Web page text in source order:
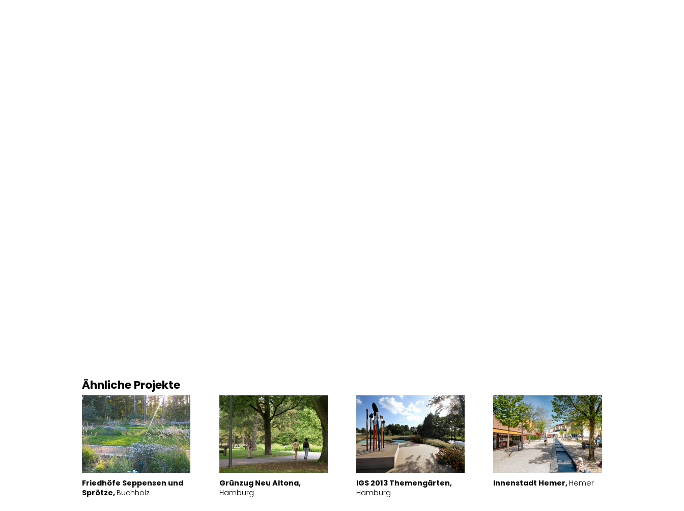
Ähnliche Projekte
Friedhöfe Seppensen und
Sprötze,Buchholz
Grünzug Neu Altona,
Hamburg
IGS 2013 Themengärten,
Hamburg
Innenstadt Hemer,Hemer